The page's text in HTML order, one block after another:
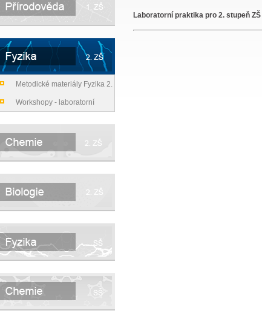
Metodické materiály Fyzika 2.
stupeň ZŠ
Workshopy - laboratorní
Laboratorní praktika pro 2. stupeň